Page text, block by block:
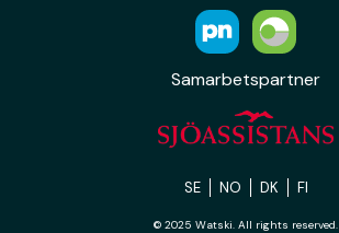
Samarbetspartner
SE NO DK FI
© 2025 Watski. All rights reserved.